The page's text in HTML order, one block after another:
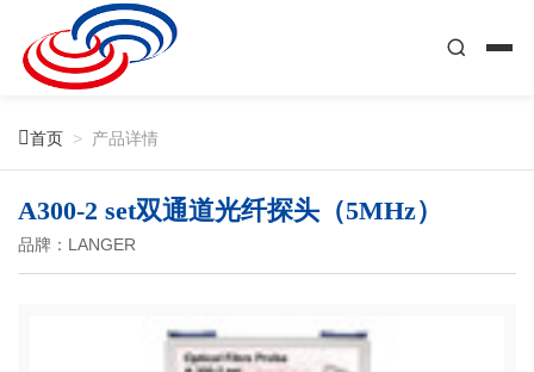
首页 > 产品详情
A300-2 set双通道光纤探头（5MHz）
品牌：LANGER